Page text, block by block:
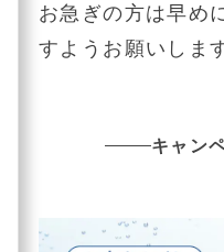
お急ぎの方は早め
すようお願いしま
キャン